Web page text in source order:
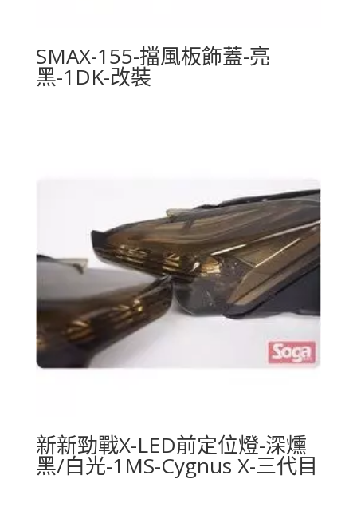
SMAX-155-擋風板飾蓋-亮
黑-1DK-改裝
新新勁戰X-LED前定位燈-深燻
黑/白光-1MS-Cygnus X-三代目